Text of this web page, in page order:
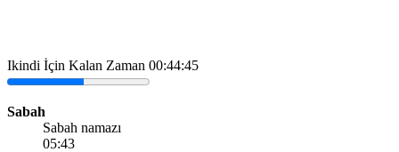
Ikindi İçin Kalan Zaman 00:44:45
Sabah
Sabah namazı
05:43